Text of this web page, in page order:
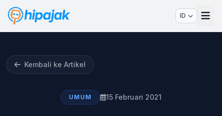
ID
Kembali ke Artikel
UMUM 15 Februari 2021